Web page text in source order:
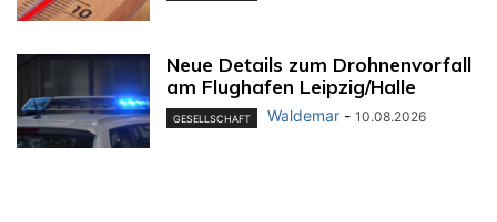
Neue Details zum Drohnenvorfall
am Flughafen Leipzig/Halle
GESELLSCHAFT Waldemar - 10.08.2026